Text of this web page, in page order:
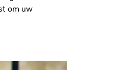
om uw